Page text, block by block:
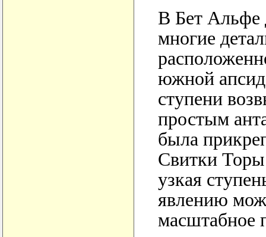
В Бет Альфе
многие
южной
ступени
простым
была
Свитки
узкая
явлению
масштабное